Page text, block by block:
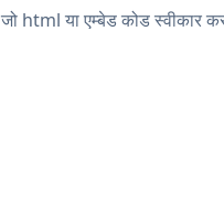
html या एम्बेड कोड